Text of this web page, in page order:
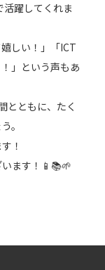
躍してくれま
しい！」「ICT
」という声もあ
とともに、たく
。
！
ます！📱📚🌱